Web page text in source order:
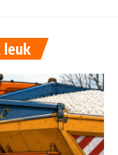
leuk